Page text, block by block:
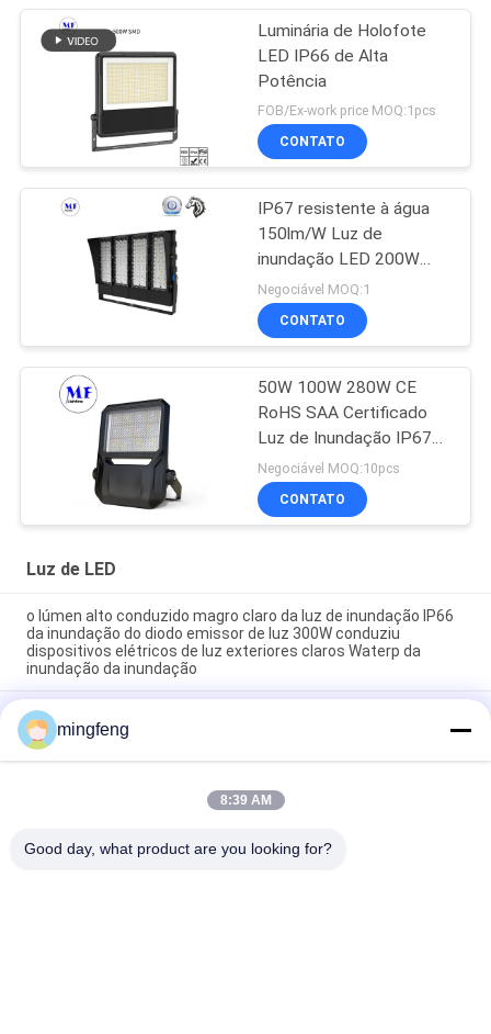
Luminária de Holofote
LED IP66 de Alta
Potência
FOB/Ex-work price MOQ:1pcs
CONTATO
IP67 resistente à água
150lm/W Luz de
inundação LED 200W
300W 500W Para
campos de desporto e
quadra de ténis
Negociável MOQ:1
CONTATO
50W 100W 280W CE
RoHS SAA Certificado
Luz de Inundação IP67
Projeto LED à prova
d'água
Negociável MOQ:10pcs
CONTATO
Luz de LED
o lúmen alto conduzido magro claro da luz de inundação IP66
da inundação do diodo emissor de luz 300W conduziu
dispositivos elétricos de luz exteriores claros Waterp da
inundação da inundação
Estradas e estradas altas da luz de inundação IP66 do mastro
do poder superior 400W
emergência 120° ângulo de luz
Categorias populares
mingfeng
8:39 AM
Good day, what product are you looking for?